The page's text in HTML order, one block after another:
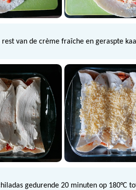
rest van de crème fraîche en geraspte
gedurende 20 minuten op 180°C